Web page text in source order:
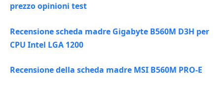
prezzo opinioni test
Recensione scheda madre Gigabyte B560M D3H per
CPU Intel LGA 1200
Recensione della scheda madre MSI B560M PRO-E